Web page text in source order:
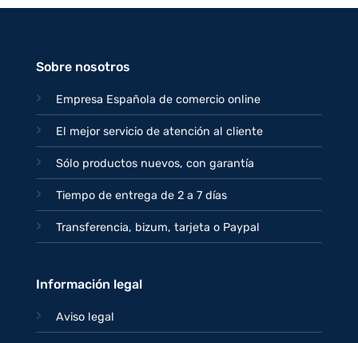
originalactual
Sobre nosotros
Empresa Española de comercio online
El mejor servicio de atención al cliente
Sólo productos nuevos, con garantía
Tiempo de entrega de 2 a 7 días
Transferencia, bizum, tarjeta o Paypal
Información legal
Aviso legal